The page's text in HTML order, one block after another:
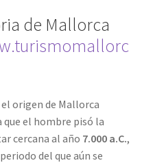
de Mallorca
origen de Mallorca
que el hombre pisó la
cercana al año 7.000 a.C.,
del que aún se